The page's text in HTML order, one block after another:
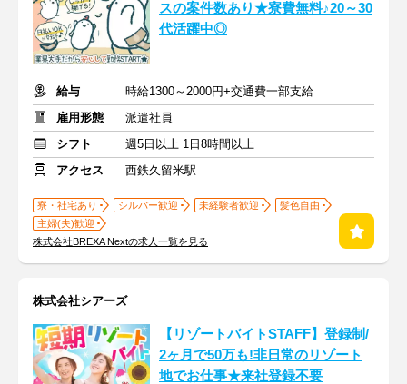
スの案件数あり★寮費無料♪20～30
代活躍中◎
給与
時給1300～2000円+交通費一部支給
雇用形態
派遣社員
シフト
週5日以上 1日8時間以上
アクセス
西鉄久留米駅
寮・社宅あり シルバー歓迎 未経験者歓迎
髪色自由
主婦(夫)歓迎
株式会社BREXA Nextの求人一覧を見る
株式会社シアーズ
【リゾートバイトSTAFF】登録制/
2ヶ月で50万も!非日常のリゾート
地でお仕事★来社登録不要